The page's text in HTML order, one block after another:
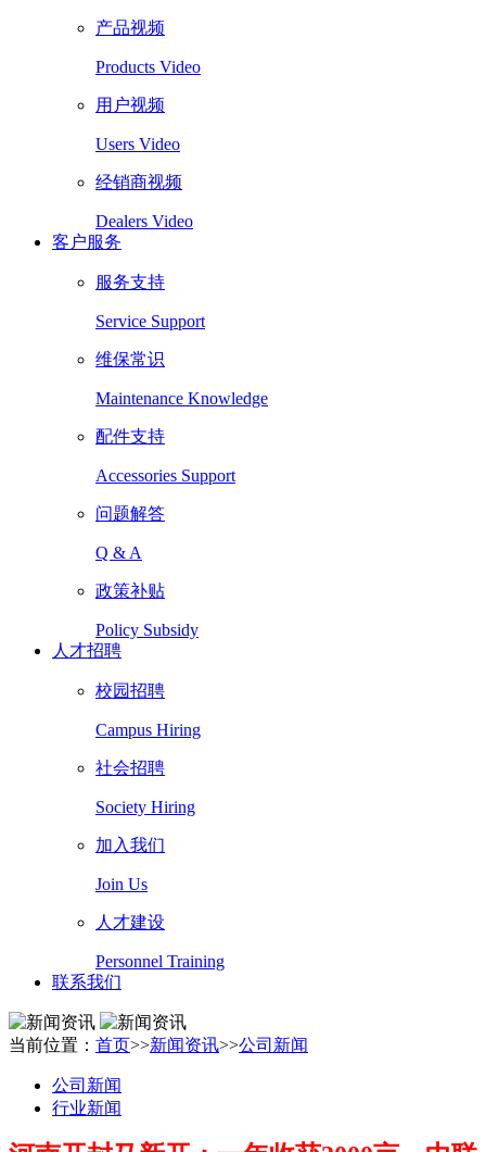
产品视频
Products Video
用户视频
Users Video
经销商视频
Dealers Video
客户服务
服务支持
Service Support
维保常识
Maintenance Knowledge
配件支持
Accessories Support
问题解答
Q & A
政策补贴
Policy Subsidy
人才招聘
校园招聘
Campus Hiring
社会招聘
Society Hiring
加入我们
Join Us
人才建设
Personnel Training
联系我们
当前位置： 首页>>新闻资讯>>公司新闻
公司新闻
行业新闻